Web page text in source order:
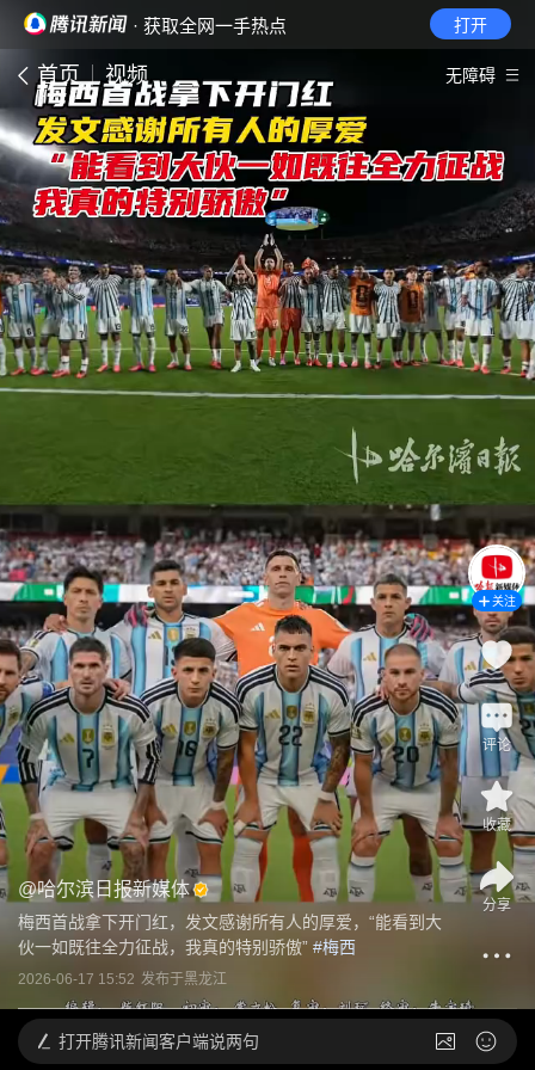
· 获取全网一手热点 打开
首页 视频 无障碍
@哈尔滨日报新媒体
梅西首战拿下开门红，发文感谢所有人的厚爱，“能看到大
伙一如既往全力征战，我真的特别骄傲” #梅西
2026-06-17 15:52 发布于黑龙江
关注
评论
收藏
分享
打开腾讯新闻客户端说两句